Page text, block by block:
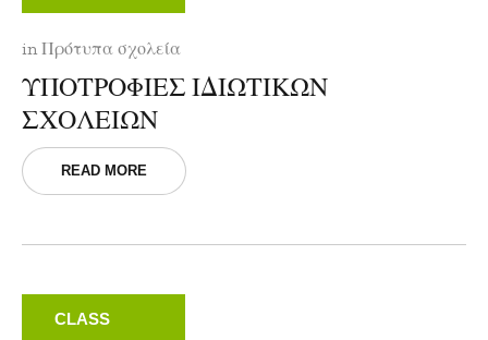
inΠρότυπα σχολεία
ΥΠΟΤΡΟΦΙΕΣ ΙΔΙΩΤΙΚΩΝ
ΣΧΟΛΕΙΩΝ
READ MORE
CLASS